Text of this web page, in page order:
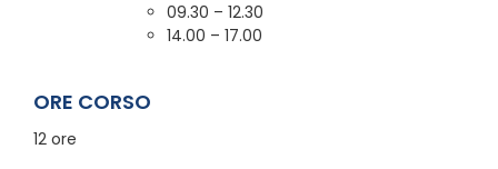
09.30 – 12.30
14.00 – 17.00
ORE CORSO
12 ore